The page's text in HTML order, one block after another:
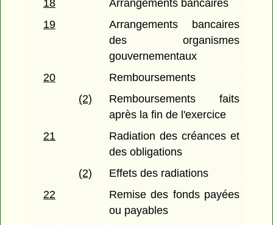
18
Arrangements bancaires
19
Arrangements bancaires
des organismes
gouvernementaux
20
Remboursements
(2)
Remboursements faits
après la fin de l'exercice
21
Radiation des créances et
des obligations
(2)
Effets des radiations
22
Remise des fonds payées
ou payables